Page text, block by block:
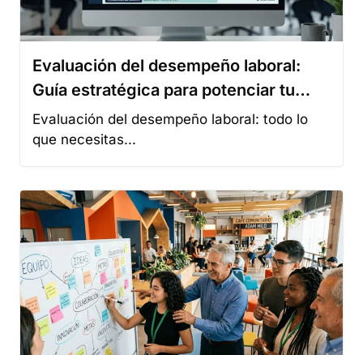
capital
Evaluación del desempeño laboral: todo lo
que necesitas...
15 actividades y estrategias para
mejorar el ambiente laboral en
Diseñar estrategias para consolidar un buen